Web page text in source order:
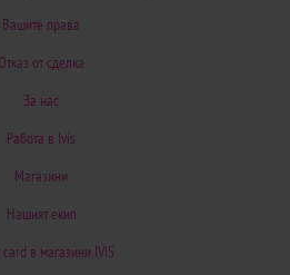
Вашите права
Отказ от сделка
За нас
Работа в Ivis
Магазини
Нашият екип
card в магазини IVIS